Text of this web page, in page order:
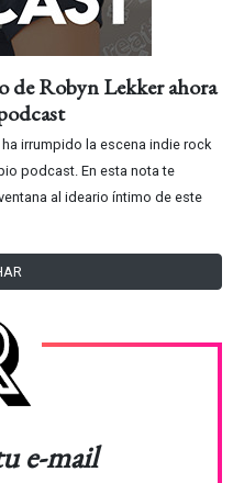
de Robyn Lekker ahora
irrumpido la escena indie rock
podcast. En esta nota te
al ideario íntimo de este
e-mail